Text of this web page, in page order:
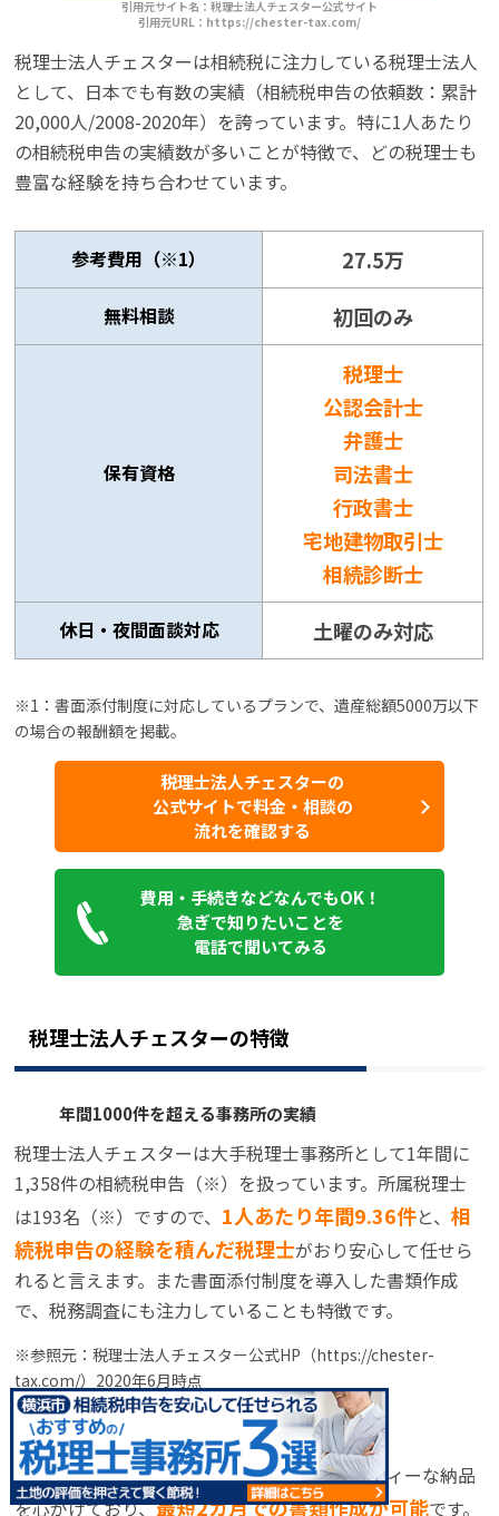
引用元サイト名：税理士法人チェスター公式サイト
引用元URL：https://chester-tax.com/
税理士法人チェスターは相続税に注力している税理士法人
として、日本でも有数の実績（相続税申告の依頼数：累計
20,000人/2008-2020年）を誇っています。特に1人あたり
の相続税申告の実績数が多いことが特徴で、どの税理士も
豊富な経験を持ち合わせています。
参考費用（※1） 27.5万
無料相談 初回のみ
保有資格
税理士
公認会計士
弁護士
司法書士
行政書士
宅地建物取引士
相続診断士
休日・夜間面談対応 土曜のみ対応
※1：書面添付制度に対応しているプランで、遺産総額5000万以下
の場合の報酬額を掲載。
税理士法人チェスターの
公式サイトで料金・相談の
流れを確認する
費用・手続きなどなんでもOK！
急ぎで知りたいことを
電話で聞いてみる
税理士法人チェスターの特徴
年間1000件を超える事務所の実績
税理士法人チェスターは大手税理士事務所として1年間に
1,358件の相続税申告（※）を扱っています。所属税理士
は193名（※）ですので、 1人あたり年間9.36件と、相
続税申告の経験を積んだ税理士がおり安心して任せら
れると言えます。また書面添付制度を導入した書類作成
で、税務調査にも注力していることも特徴です。
※参照元：税理士法人チェスター公式HP（https://chester-
tax.com/）2020年6月時点
初回面談で納期や料金を提示
税理士法人チェスターではできるだけスピーディーな納品
を心がけており、最短2カ月での書類作成が可能です。